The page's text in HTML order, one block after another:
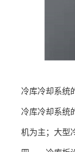
冷库冷却系统
冷库冷却系统
机为主；大型